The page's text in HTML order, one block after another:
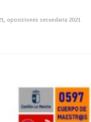
, oposiciones secundaria 2021